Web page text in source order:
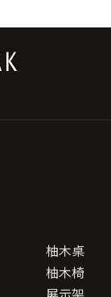
柚木桌
柚木椅